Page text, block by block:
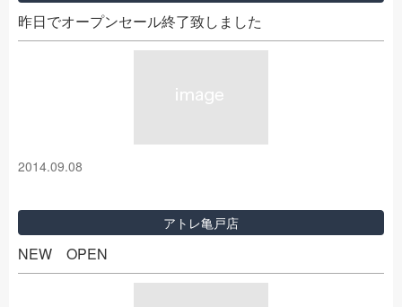
昨日でオープンセール終了致しました
2014.09.08
アトレ亀戸店
NEW OPEN